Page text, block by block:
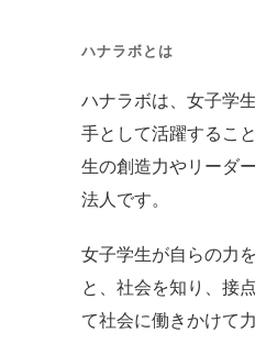
ブ
ハナラボとは
ハナラボは、女子学
手として活躍するこ
生の創造力やリーダ
法人です。
女子学生が自らの力
と、社会を知り、接
て社会に働きかけて